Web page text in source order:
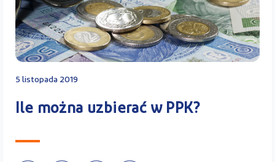
Kontakt
5 listopada 2019
Ile można uzbierać w PPK?